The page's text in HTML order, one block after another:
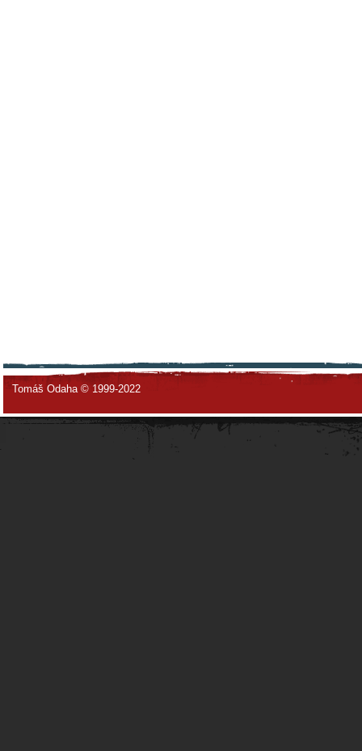
Tomáš Odaha © 1999-2022